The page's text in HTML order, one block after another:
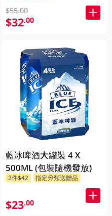
$55.00
$32.00
藍冰啤酒大罐裝 4 X
500ML (包裝隨機發放)
2件$42 指定分類送贈品
$23.00